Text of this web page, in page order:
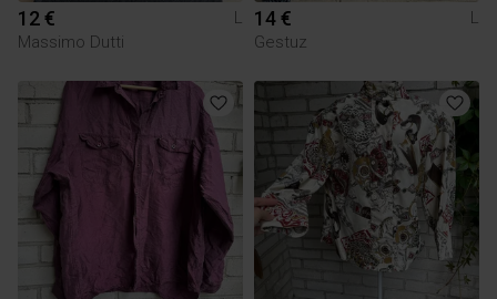
12 €
L
Massimo Dutti
14 €
L
Gestuz